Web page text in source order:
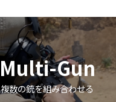
Multi-Gun
複数の銃を組み合わせる